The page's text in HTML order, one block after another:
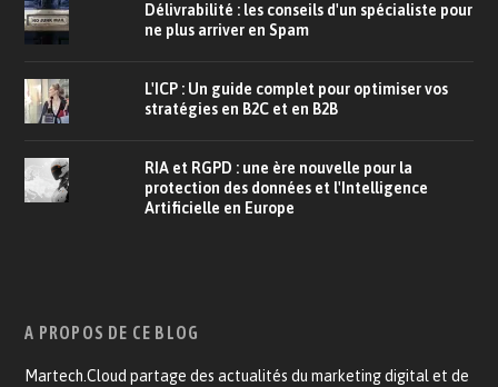
Délivrabilité : les conseils d'un spécialiste pour
ne plus arriver en Spam
L'ICP : Un guide complet pour optimiser vos
stratégies en B2C et en B2B
RIA et RGPD : une ère nouvelle pour la
protection des données et l'Intelligence
Artificielle en Europe
A PROPOS DE CE BLOG
Martech.Cloud partage des actualités du marketing digital et de